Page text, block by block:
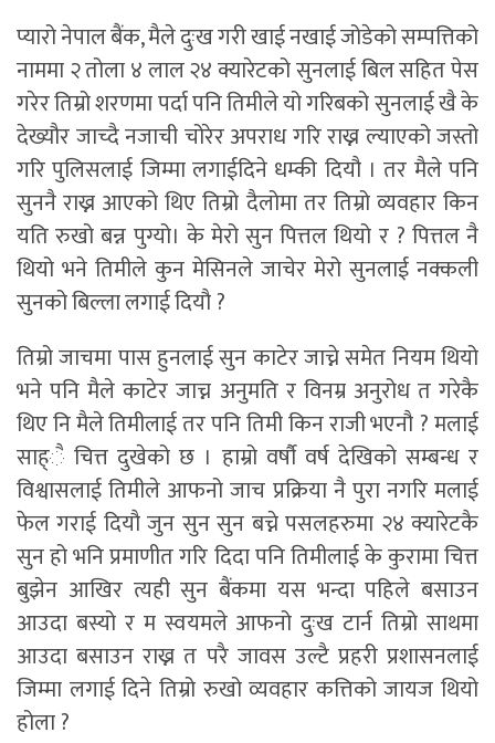
प्यारो नेपाल बैंक, मैले दुःख गरी खाई नखाई जोडेको सम्पत्तिको
नाममा २ तोला ४ लाल २४ क्यारेटको सुनलाई बिल सहित पेस
गरेर तिम्रो शरणमा पर्दा पनि तिमीले यो गरिबको सुनलाई खै के
देख्यौर जाच्दै नजाची चोरेर अपराध गरि राख्न ल्याएको जस्तो
गरि पुलिसलाई जिम्मा लगाईदिने धम्की दियौ । तर मैले पनि
सुननै राख्न आएको थिए तिम्रो दैलोमा तर तिम्रो व्यवहार किन
यति रुखो बन्न पुग्यो। के मेरो सुन पित्तल थियो र ? पित्तल नै
थियो भने तिमीले कुन मेसिनले जाचेर मेरो सुनलाई नक्कली
सुनको बिल्ला लगाई दियौ ?
तिम्रो जाचमा पास हुनलाई सुन काटेर जाच्ने समेत नियम थियो
भने पनि मैले काटेर जाच्न अनुमति र विनम्र अनुरोध त गरेकै
थिए नि मैले तिमीलाई तर पनि तिमी किन राजी भएनौ ? मलाई
साह्ै चित्त दुखेको छ । हाम्रो वर्षौ वर्ष देखिको सम्बन्ध र
विश्वासलाई तिमीले आफनो जाच प्रक्रिया नै पुरा नगरि मलाई
फेल गराई दियौ जुन सुन सुन बच्ने पसलहरुमा २४ क्यारेटकै
सुन हो भनि प्रमाणीत गरि दिदा पनि तिमीलाई के कुरामा चित्त
बुझेन आखिर त्यही सुन बैंकमा यस भन्दा पहिले बसाउन
आउदा बस्यो र म स्वयमले आफनो दुःख टार्न तिम्रो साथमा
आउदा बसाउन राख्न त परै जावस उल्टै प्रहरी प्रशासनलाई
जिम्मा लगाई दिने तिम्रो रुखो व्यवहार कत्तिको जायज थियो
होला ?